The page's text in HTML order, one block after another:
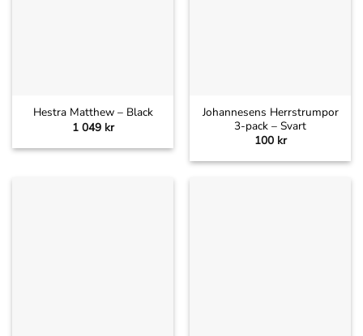
Hestra Matthew – Black
1 049 kr
Johannesens Herrstrumpor
3-pack – Svart
100 kr